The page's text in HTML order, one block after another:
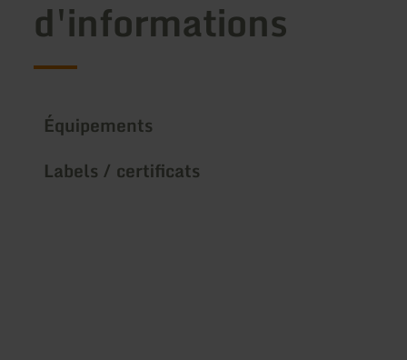
d'informations
Équipements
Labels / certificats